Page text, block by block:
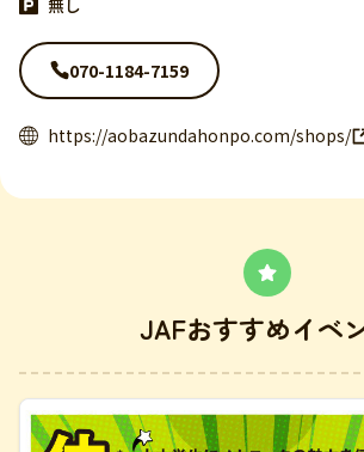
無し
070-1184-7159
https://aobazundahonpo.com/shops/
JAFおすすめイベ